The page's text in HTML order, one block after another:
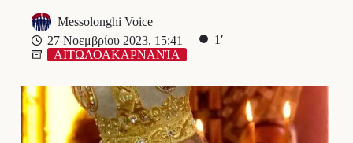
Messolonghi Voice
27 Νοεμβρίου 2023, 15:41
1′
ΑΙΤΩΛΟΑΚΑΡΝΑΝΊΑ